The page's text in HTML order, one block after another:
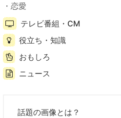
恋愛
テレビ番組・CM
役立ち・知識
おもしろ
ニュース
話題の画像とは？